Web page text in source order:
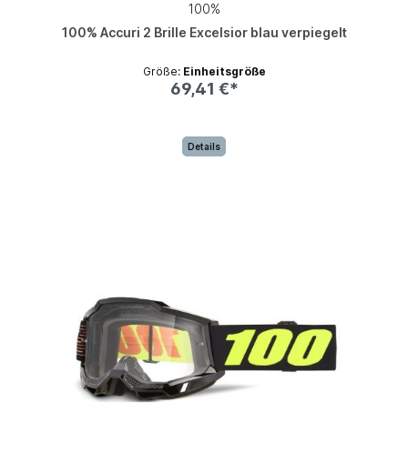
100%
100% Accuri 2 Brille Excelsior blau verpiegelt
Größe: Einheitsgröße
69,41 €*
Details